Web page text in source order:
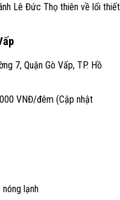
Lê Đức Thọ thiên về lối
7, Quận Gò Vấp, TP. Hồ
VNĐ/đêm (Cập nhật
lạnh